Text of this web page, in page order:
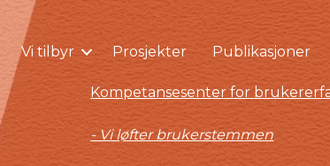
Vi tilbyr Prosjekter Publikasjoner
Kompetansesenter for
- Vi løfter brukerstemmen